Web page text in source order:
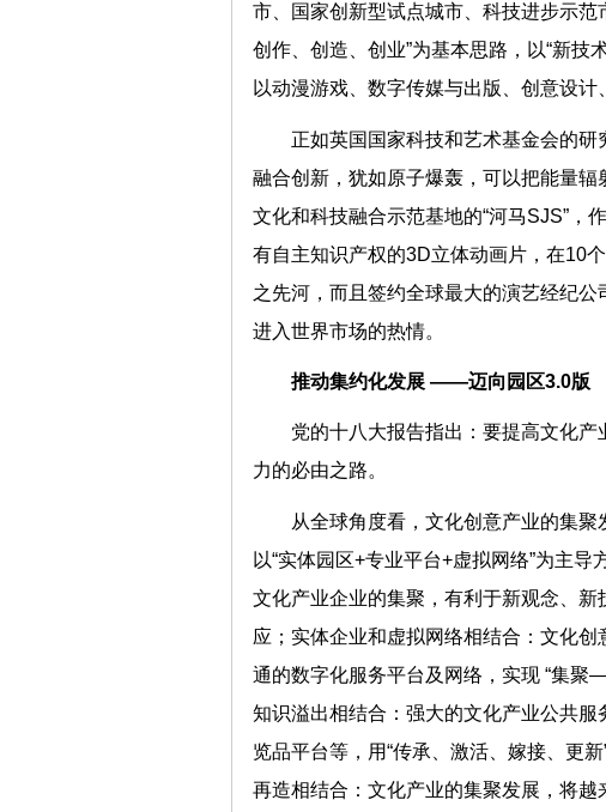
市、国家创新型试点城市、科技进步示范
创作、创造、创业”为基本思路，以“新技
以动漫游戏、数字传媒与出版、创意
正如英国国家科技和艺术基金会的
融合创新，犹如原子爆轰，可以把能量
文化和科技融合示范基地的“河马SJS”，
有自主知识产权的3D立体动画片，在10
之先河，而且签约全球最大的演艺经纪
进入世界市场的热情。
推动集约化发展 ——迈向园区3.0
党的十八大报告指出：要提高文化
力的必由之路。
从全球角度看，文化创意产业的集
以“实体园区+专业平台+虚拟网络”为主
文化产业企业的集聚，有利于新观念、新
应；实体企业和虚拟网络相结合：文化
通的数字化服务平台及网络，实现 “集聚
知识溢出相结合：强大的文化产业公共
览品平台等，用“传承、激活、嫁接、更
再造相结合：文化产业的集聚发展，将